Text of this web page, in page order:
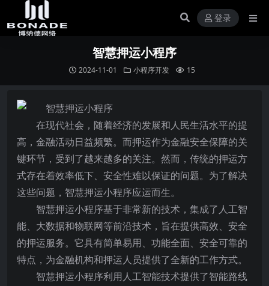
登录
智慧押运小程序
2024-11-01 小程序开发 15
在现代社会，随着经济的发展和人民生活水平的提
高，金融活动日益频繁。而押运作为金融安全保障的关
键环节，受到了越来越多的关注。然而，传统的押运方
式存在着效率低下、安全性难以保证的问题。为了解决
这些问题，智慧押运小程序应运而生。
智慧押运小程序基于非常新的技术，集成了人工智
能、大数据和物联网等前沿技术，旨在提供高效、安全
的押运服务。它具有简单易用、功能全面、安全可靠的
特点，为金融机构和押运人员提供了全新的工作方式。
智慧押运小程序利用人工智能技术提供了智能路线